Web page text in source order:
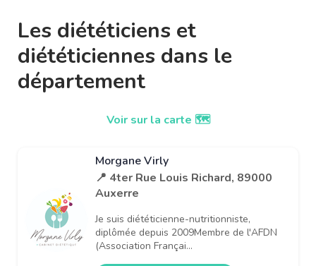
Les diététiciens et
diététiciennes dans le
département
Voir sur la carte 🗺️
Morgane Virly
📍 4ter Rue Louis Richard, 89000
Auxerre
Je suis diététicienne-nutritionniste,
diplômée depuis 2009Membre de l'AFDN
(Association Françai...